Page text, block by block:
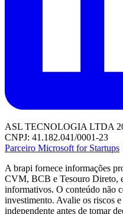
ASL TECNOLOGIA LTDA
CNPJ: 41.182.041/0001-23
Parceiro Microsoft for Startups
A brapi fornece informações
CVM, BCB e Tesouro Direto,
informativos. O conteúdo não
investimento. Avalie os riscos
independente antes de tomar